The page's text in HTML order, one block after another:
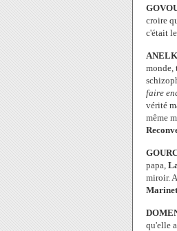
croire
c'était
monde,
faire
vérité
même
papa,
miroir.
qu'elle